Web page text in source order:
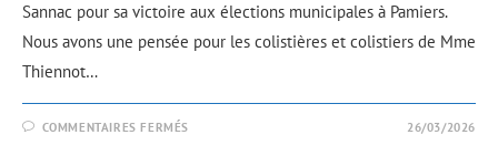
Sannac pour sa victoire aux élections municipales à Pamiers.
Nous avons une pensée pour les colistières et colistiers de Mme
Thiennot…
COMMENTAIRES FERMÉS 26/03/2026